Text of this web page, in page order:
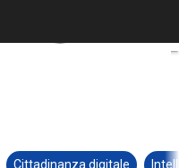
Cittadinanza digitale